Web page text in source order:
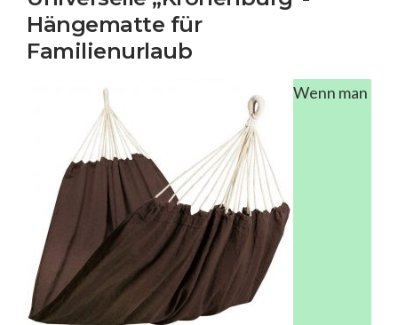
Hängematte für
Familienurlaub
Wenn man